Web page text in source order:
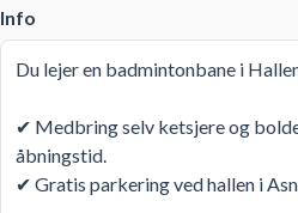
Info
Du lejer en badmintonbane i
✔ Medbring selv ketsjere og
åbningstid.
✔ Gratis parkering ved hallen i